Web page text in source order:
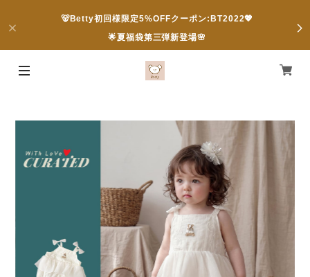
🐻Betty初回様限定5%OFFクーポン:BT2022💖
🌟夏福袋第三弾新登場🌸